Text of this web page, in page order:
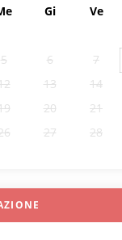
Gi Ve
5 6 7
13 14
20 21
27 28